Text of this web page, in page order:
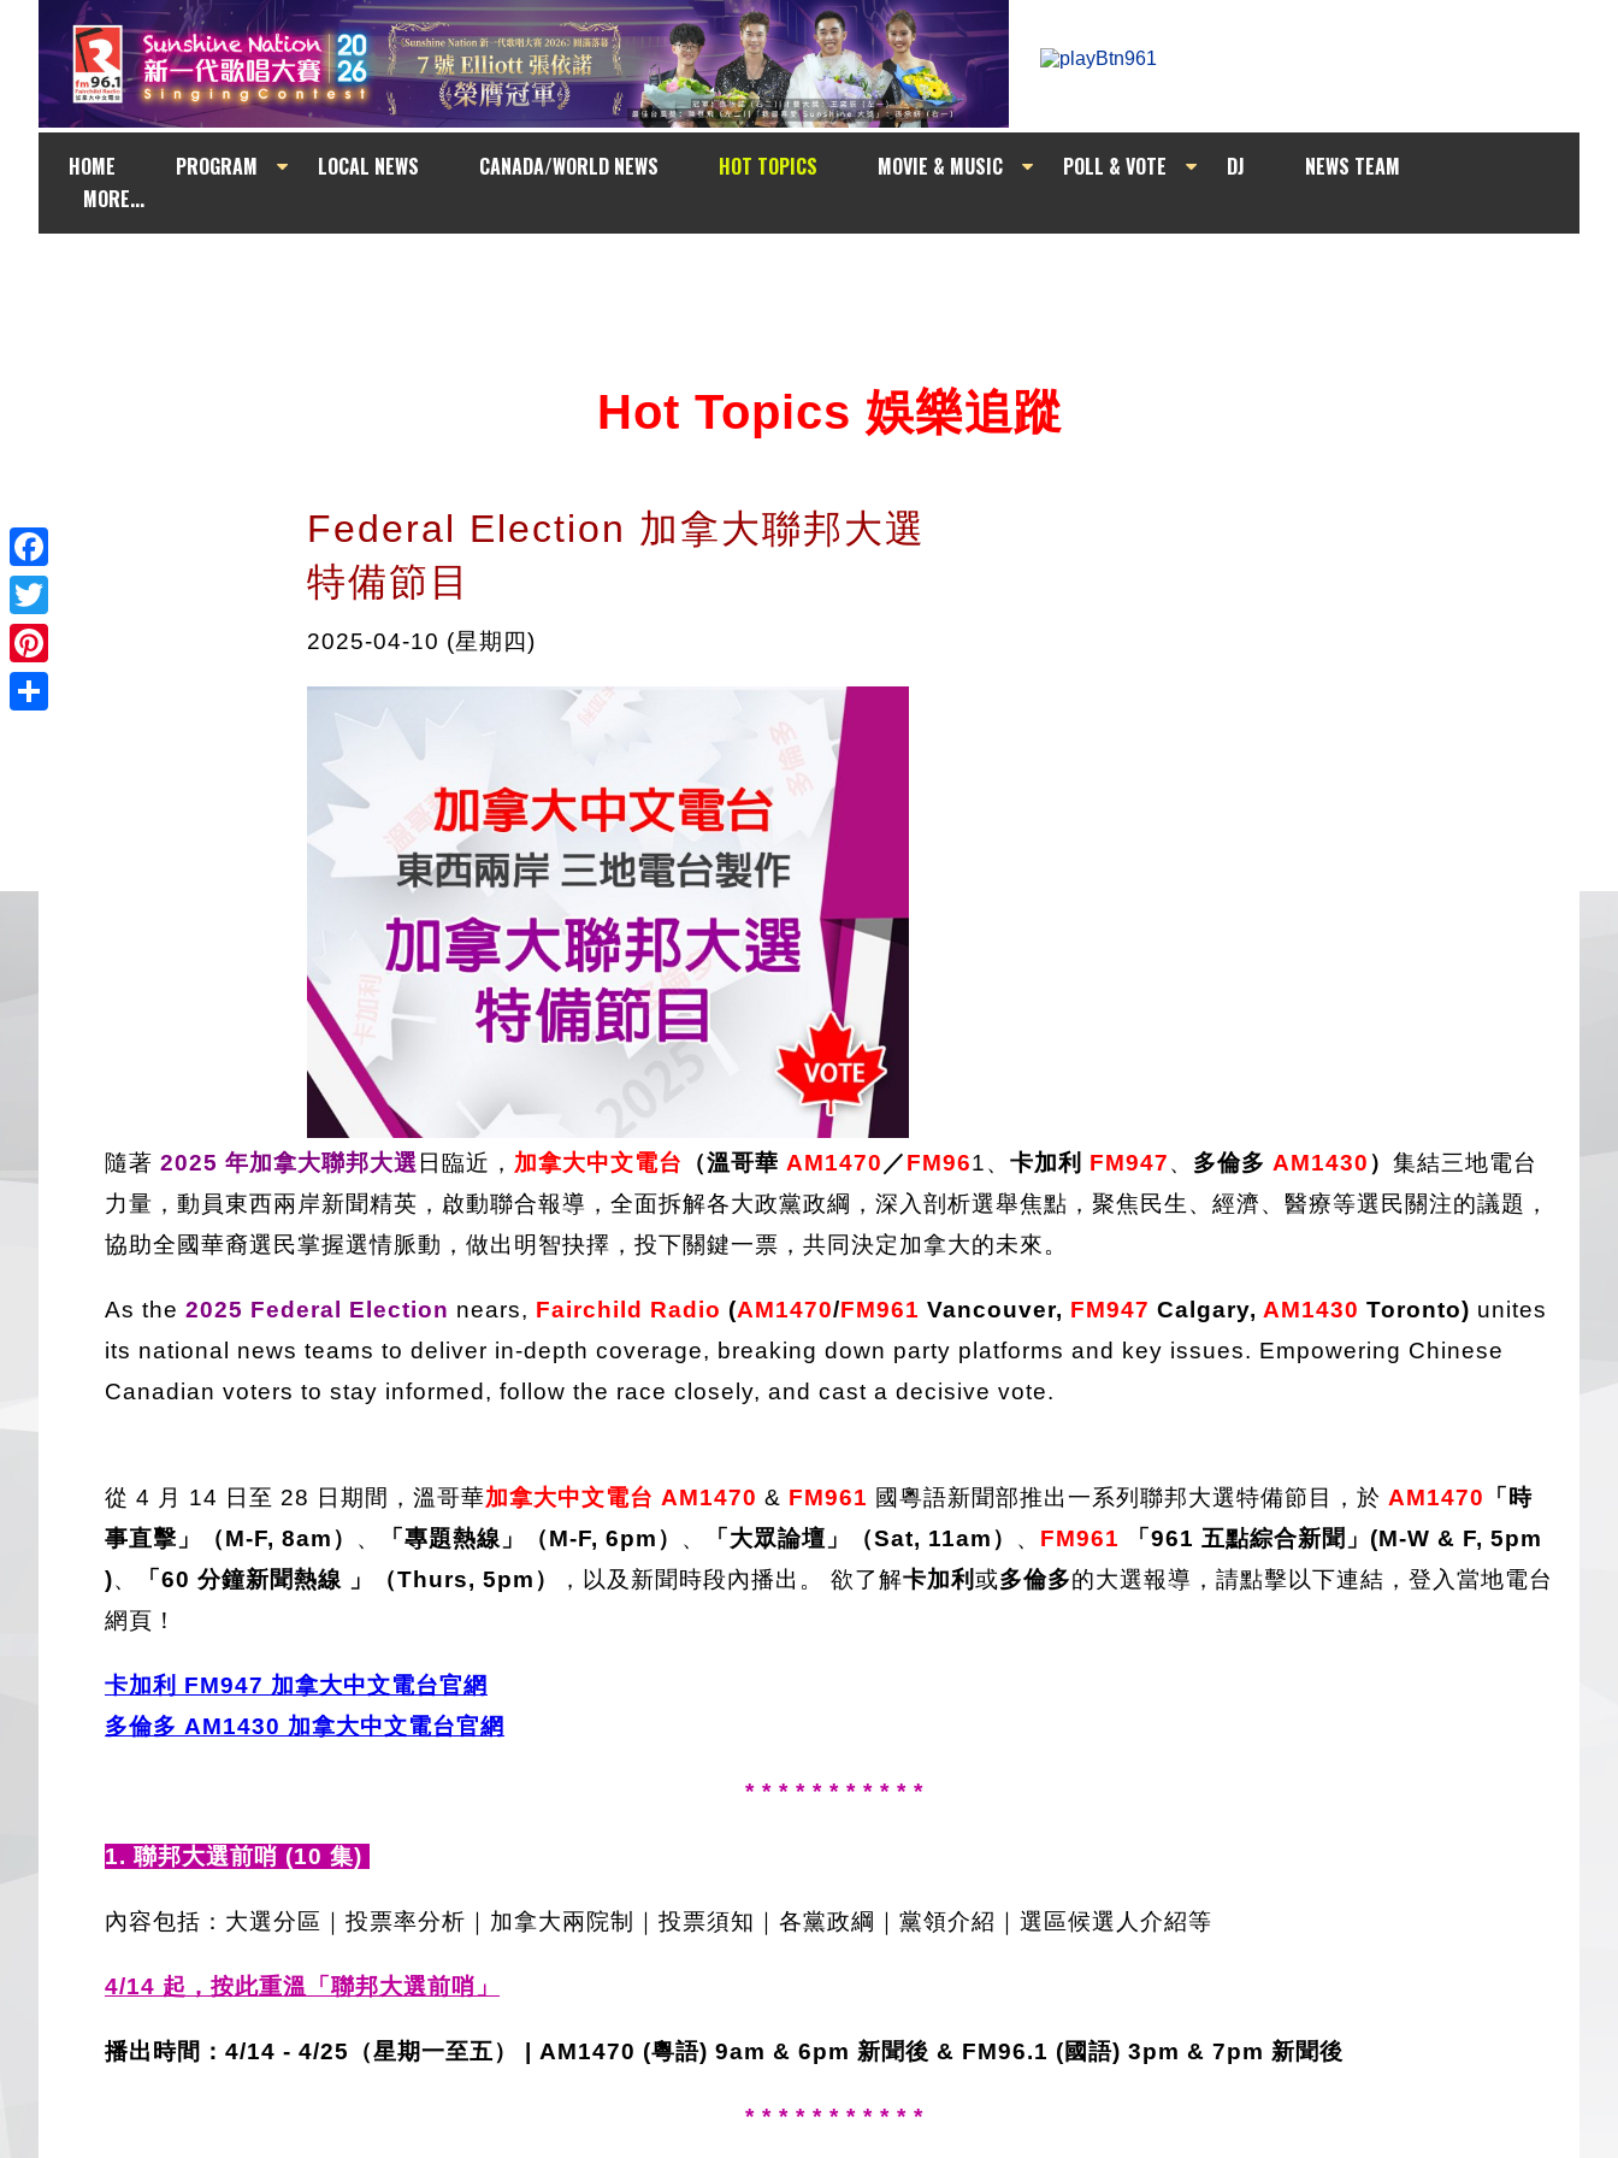
HOME PROGRAM LOCAL NEWS CANADA/WORLD NEWS HOT TOPICS MOVIE & MUSIC POLL & VOTE DJ
NEWS TEAM
MORE...
Facebook
Twitter
Pinterest
Hot Topics 娛樂追蹤
Federal Election 加拿大聯邦大選
特備節目
2025-04-10 (星期四)
隨著 2025 年加拿大聯邦大選 日臨近， 加拿大中文電台 （溫哥華 AM1470 ／FM961、 卡加利 FM947、 多倫多 AM1430 ） 集結三地電台
力量，動員東西兩岸新聞精英，啟動聯合報導，全面拆解各大政黨政綱，深入剖析選舉焦點，聚焦民生、經濟、醫療等選民關注的議題，
協助全國華裔選民掌握選情脈動，做出明智抉擇，投下關鍵一票，共同決定加拿大的未來。
As the 2025 Federal Election nears, Fairchild Radio (AM1470/FM961 Vancouver, FM947 Calgary, AM1430 Toronto) unites
its national news teams to deliver in-depth coverage, breaking down party platforms and key issues. Empowering Chinese
Canadian voters to stay informed, follow the race closely, and cast a decisive vote.
從 4 月 14 日至 28 日期間， 溫哥華加拿大中文電台 AM1470 & FM961 國粵語新聞部推出一系列聯邦大選特備節目，於 AM1470 「時
事直擊」（M-F, 8am） 、 「專題熱線」（M-F, 6pm） 、 「大眾論壇」（Sat, 11am） 、 FM961 「961 五點綜合新聞」(M-W & F, 5pm
)、 「60 分鐘新聞熱線 」（Thurs, 5pm） ，以及新聞時段內播出。 欲了解卡加利 或多倫多的大選報導，請點擊以下連結，登入當地電台
網頁！
卡加利 FM947 加拿大中文電台官網
多倫多 AM1430 加拿大中文電台官網
* * * * * * * * * * *
1. 聯邦大選前哨 (10 集)
內容包括：大選分區｜投票率分析｜加拿大兩院制｜投票須知｜各黨政綱｜黨領介紹｜選區候選人介紹等
4/14 起， 按此重溫「 聯邦大選前哨 」
播出時間：4/14 - 4/25（星期一至五） | AM1470 (粵語) 9am & 6pm 新聞後 & FM96.1 (國語) 3pm & 7pm 新聞後
* * * * * * * * * * *